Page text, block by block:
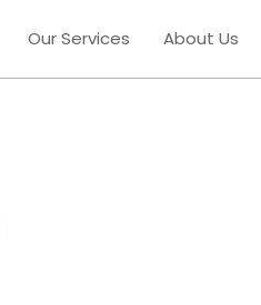
Our Services About Us